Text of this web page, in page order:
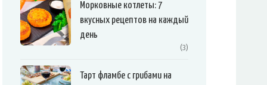
Морковные котлеты: 7
вкусных рецептов на каждый
день
(3)
Тарт фламбе с грибами на